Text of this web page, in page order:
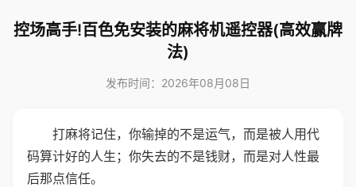
控场高手!百色免安装的麻将机遥控器(高效赢牌
法)
发布时间：2026年08月08日
打麻将记住，你输掉的不是运气，而是被人用代
码算计好的人生；你失去的不是钱财，而是对人性最
后那点信任。